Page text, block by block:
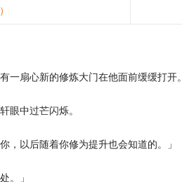
扇心新的修炼大门在他面前缓缓打开。
中过芒闪烁。
以后随着你修为提升也会知道的。」
。」